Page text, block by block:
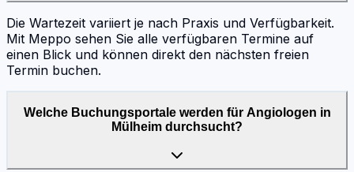
Die Wartezeit variiert je nach Praxis und Verfügbarkeit.
Mit Meppo sehen Sie alle verfügbaren Termine auf
einen Blick und können direkt den nächsten freien
Termin buchen.
Welche Buchungsportale werden für Angiologen in
Mülheim durchsucht?